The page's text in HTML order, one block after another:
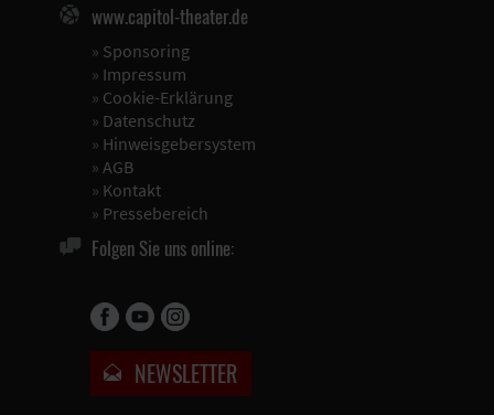
www.capitol-theater.de
» Sponsoring
» Impressum
» Cookie-Erklärung
» Datenschutz
» Hinweisgebersystem
» AGB
» Kontakt
» Pressebereich
Folgen Sie uns online:
NEWSLETTER